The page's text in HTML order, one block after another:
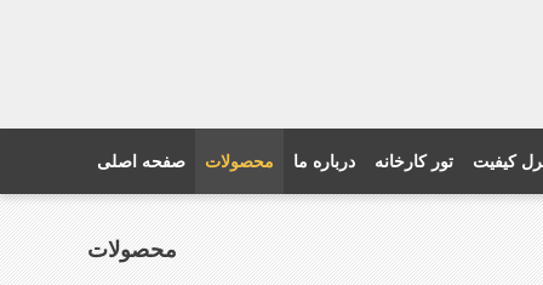
صفحه اصلی محصولات درباره ما تور کارخانه کیفیت
محصولات